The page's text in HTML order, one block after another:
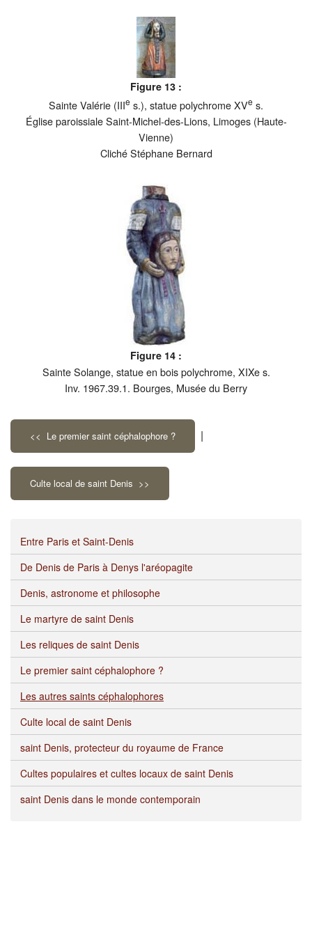
Figure 13 :
Sainte Valérie (IIIe s.), statue polychrome XVe s.
Église paroissiale Saint-Michel-des-Lions, Limoges (Haute-
Vienne)
Cliché Stéphane Bernard
Figure 14 :
Sainte Solange, statue en bois polychrome, XIXe s.
Inv. 1967.39.1. Bourges, Musée du Berry
<< Le premier saint céphalophore ? |
Culte local de saint Denis >>
Entre Paris et Saint-Denis
De Denis de Paris à Denys l'aréopagite
Denis, astronome et philosophe
Le martyre de saint Denis
Les reliques de saint Denis
Le premier saint céphalophore ?
Les autres saints céphalophores
Culte local de saint Denis
saint Denis, protecteur du royaume de France
Cultes populaires et cultes locaux de saint Denis
saint Denis dans le monde contemporain